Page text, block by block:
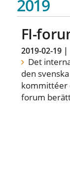
2019
FI-
2019-02-19|
Det
den
kommittéer
forum